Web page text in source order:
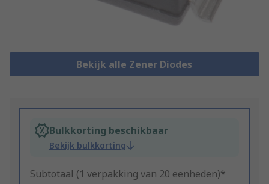
Bekijk alle Zener Diodes
Bulkkorting beschikbaar
Bekijk bulkkorting
Subtotaal (1 verpakking van 20 eenheden)*